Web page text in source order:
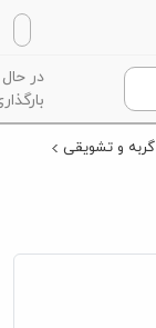
در حال
و تشویقی